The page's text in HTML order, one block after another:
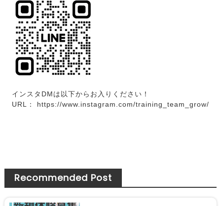
インスタDMは以下からお入りください！
URL： https://www.instagram.com/training_team_grow/
Recommended Post